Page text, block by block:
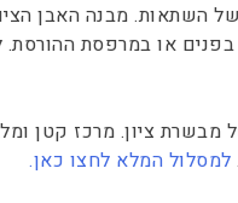
השתאות. מבנה האבן
או במרפסת ההורסת.
מבשרת ציון. מרכז קטן
למסלול המלא לחצו כאן.